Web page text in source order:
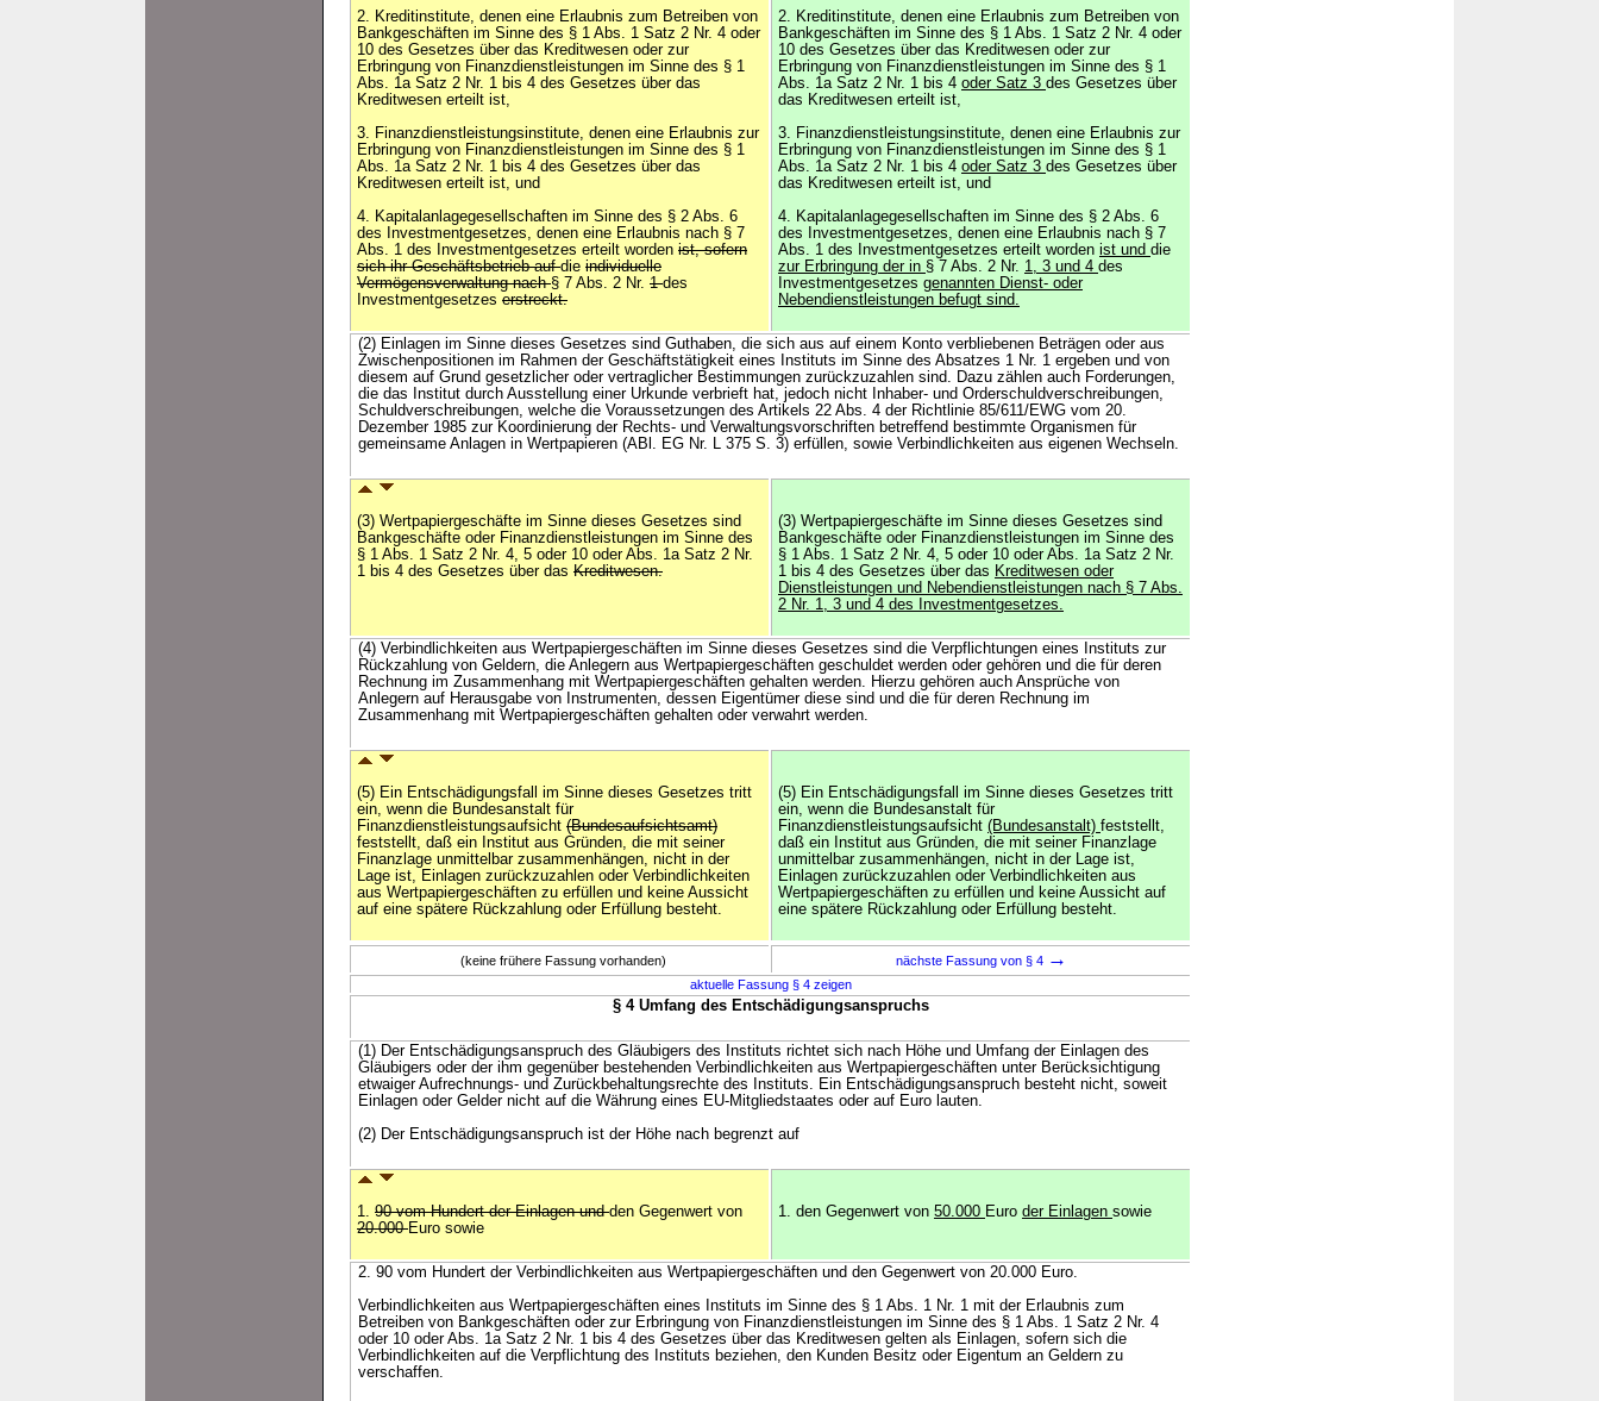
2. Kreditinstitute, denen eine Erlaubnis zum Betreiben von
Bankgeschäften im Sinne des § 1 Abs. 1 Satz 2 Nr. 4 oder
10 des Gesetzes über das Kreditwesen oder zur
Erbringung von Finanzdienstleistungen im Sinne des § 1
Abs. 1a Satz 2 Nr. 1 bis 4 des Gesetzes über das
Kreditwesen erteilt ist,
3. Finanzdienstleistungsinstitute, denen eine Erlaubnis zur
Erbringung von Finanzdienstleistungen im Sinne des § 1
Abs. 1a Satz 2 Nr. 1 bis 4 des Gesetzes über das
Kreditwesen erteilt ist, und
4. Kapitalanlagegesellschaften im Sinne des § 2 Abs. 6
des Investmentgesetzes, denen eine Erlaubnis nach § 7
Abs. 1 des Investmentgesetzes erteilt worden ist, sofern
sich ihr Geschäftsbetrieb aufdie individuelle
Vermögensverwaltung nach§ 7 Abs. 2 Nr. 1des
Investmentgesetzes erstreckt.
2. Kreditinstitute, denen eine Erlaubnis zum Betreiben von
Bankgeschäften im Sinne des § 1 Abs. 1 Satz 2 Nr. 4 oder
10 des Gesetzes über das Kreditwesen oder zur
Erbringung von Finanzdienstleistungen im Sinne des § 1
Abs. 1a Satz 2 Nr. 1 bis 4 oder Satz 3 des Gesetzes über
das Kreditwesen erteilt ist,
3. Finanzdienstleistungsinstitute, denen eine Erlaubnis zur
Erbringung von Finanzdienstleistungen im Sinne des § 1
Abs. 1a Satz 2 Nr. 1 bis 4 oder Satz 3 des Gesetzes über
das Kreditwesen erteilt ist, und
4. Kapitalanlagegesellschaften im Sinne des § 2 Abs. 6
des Investmentgesetzes, denen eine Erlaubnis nach § 7
Abs. 1 des Investmentgesetzes erteilt worden ist und die
zur Erbringung der in § 7 Abs. 2 Nr. 1, 3 und 4 des
Investmentgesetzes genannten Dienst- oder
Nebendienstleistungen befugt sind.
(2) Einlagen im Sinne dieses Gesetzes sind Guthaben, die sich aus auf einem Konto verbliebenen Beträgen oder aus
Zwischenpositionen im Rahmen der Geschäftstätigkeit eines Instituts im Sinne des Absatzes 1 Nr. 1 ergeben und von
diesem auf Grund gesetzlicher oder vertraglicher Bestimmungen zurückzuzahlen sind. Dazu zählen auch Forderungen,
die das Institut durch Ausstellung einer Urkunde verbrieft hat, jedoch nicht Inhaber- und Orderschuldverschreibungen,
Schuldverschreibungen, welche die Voraussetzungen des Artikels 22 Abs. 4 der Richtlinie 85/611/EWG vom 20.
Dezember 1985 zur Koordinierung der Rechts- und Verwaltungsvorschriften betreffend bestimmte Organismen für
gemeinsame Anlagen in Wertpapieren (ABl. EG Nr. L 375 S. 3) erfüllen, sowie Verbindlichkeiten aus eigenen Wechseln.
(3) Wertpapiergeschäfte im Sinne dieses Gesetzes sind
Bankgeschäfte oder Finanzdienstleistungen im Sinne des
§ 1 Abs. 1 Satz 2 Nr. 4, 5 oder 10 oder Abs. 1a Satz 2 Nr.
1 bis 4 des Gesetzes über das Kreditwesen.
(3) Wertpapiergeschäfte im Sinne dieses Gesetzes sind
Bankgeschäfte oder Finanzdienstleistungen im Sinne des
§ 1 Abs. 1 Satz 2 Nr. 4, 5 oder 10 oder Abs. 1a Satz 2 Nr.
1 bis 4 des Gesetzes über das Kreditwesen oder
Dienstleistungen und Nebendienstleistungen nach § 7 Abs.
2 Nr. 1, 3 und 4 des Investmentgesetzes.
(4) Verbindlichkeiten aus Wertpapiergeschäften im Sinne dieses Gesetzes sind die Verpflichtungen eines Instituts zur
Rückzahlung von Geldern, die Anlegern aus Wertpapiergeschäften geschuldet werden oder gehören und die für deren
Rechnung im Zusammenhang mit Wertpapiergeschäften gehalten werden. Hierzu gehören auch Ansprüche von
Anlegern auf Herausgabe von Instrumenten, dessen Eigentümer diese sind und die für deren Rechnung im
Zusammenhang mit Wertpapiergeschäften gehalten oder verwahrt werden.
(5) Ein Entschädigungsfall im Sinne dieses Gesetzes tritt
ein, wenn die Bundesanstalt für
Finanzdienstleistungsaufsicht (Bundesaufsichtsamt)
feststellt, daß ein Institut aus Gründen, die mit seiner
Finanzlage unmittelbar zusammenhängen, nicht in der
Lage ist, Einlagen zurückzuzahlen oder Verbindlichkeiten
aus Wertpapiergeschäften zu erfüllen und keine Aussicht
auf eine spätere Rückzahlung oder Erfüllung besteht.
(5) Ein Entschädigungsfall im Sinne dieses Gesetzes tritt
ein, wenn die Bundesanstalt für
Finanzdienstleistungsaufsicht (Bundesanstalt) feststellt,
daß ein Institut aus Gründen, die mit seiner Finanzlage
unmittelbar zusammenhängen, nicht in der Lage ist,
Einlagen zurückzuzahlen oder Verbindlichkeiten aus
Wertpapiergeschäften zu erfüllen und keine Aussicht auf
eine spätere Rückzahlung oder Erfüllung besteht.
(keine frühere Fassung vorhanden) nächste Fassung von § 4 →
aktuelle Fassung § 4 zeigen
§ 4 Umfang des Entschädigungsanspruchs
(1) Der Entschädigungsanspruch des Gläubigers des Instituts richtet sich nach Höhe und Umfang der Einlagen des
Gläubigers oder der ihm gegenüber bestehenden Verbindlichkeiten aus Wertpapiergeschäften unter Berücksichtigung
etwaiger Aufrechnungs- und Zurückbehaltungsrechte des Instituts. Ein Entschädigungsanspruch besteht nicht, soweit
Einlagen oder Gelder nicht auf die Währung eines EU-Mitgliedstaates oder auf Euro lauten.
(2) Der Entschädigungsanspruch ist der Höhe nach begrenzt auf
1. 90 vom Hundert der Einlagen undden Gegenwert von
20.000Euro sowie
1. den Gegenwert von 50.000 Euro der Einlagen sowie
2. 90 vom Hundert der Verbindlichkeiten aus Wertpapiergeschäften und den Gegenwert von 20.000 Euro.
Verbindlichkeiten aus Wertpapiergeschäften eines Instituts im Sinne des § 1 Abs. 1 Nr. 1 mit der Erlaubnis zum
Betreiben von Bankgeschäften oder zur Erbringung von Finanzdienstleistungen im Sinne des § 1 Abs. 1 Satz 2 Nr. 4
oder 10 oder Abs. 1a Satz 2 Nr. 1 bis 4 des Gesetzes über das Kreditwesen gelten als Einlagen, sofern sich die
Verbindlichkeiten auf die Verpflichtung des Instituts beziehen, den Kunden Besitz oder Eigentum an Geldern zu
verschaffen.